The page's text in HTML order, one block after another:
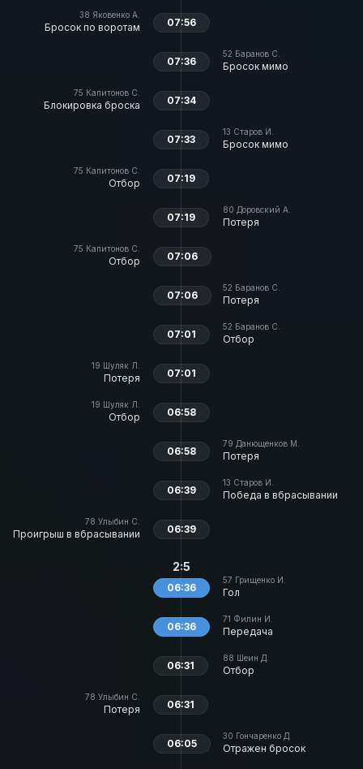
38 Яковенко А.
Бросок по воротам 07:56
52 Баранов С.
Бросок мимо
07:36
75 Капитонов С.
Блокировка броска 07:34
13 Старов И.
Бросок мимо
07:33
75 Капитонов С.
Отбор 07:19
80 Доровский А.
Потеря
07:19
75 Капитонов С.
Отбор 07:06
52 Баранов С.
Потеря
07:06
52 Баранов С.
Отбор
07:01
19 Шуляк Л.
Потеря 07:01
19 Шуляк Л.
Отбор 06:58
79 Данющенков М.
Потеря
06:58
13 Старов И.
Победа в вбрасывании
06:39
78 Улыбин С.
Проигрыш в вбрасывании 06:39
57 Грищенко И.
Гол
2:5
06:36
71 Филин И.
Передача
06:36
88 Шеин Д.
Отбор
06:31
78 Улыбин С.
Потеря 06:31
30 Гончаренко Д.
Отражен бросок
06:05